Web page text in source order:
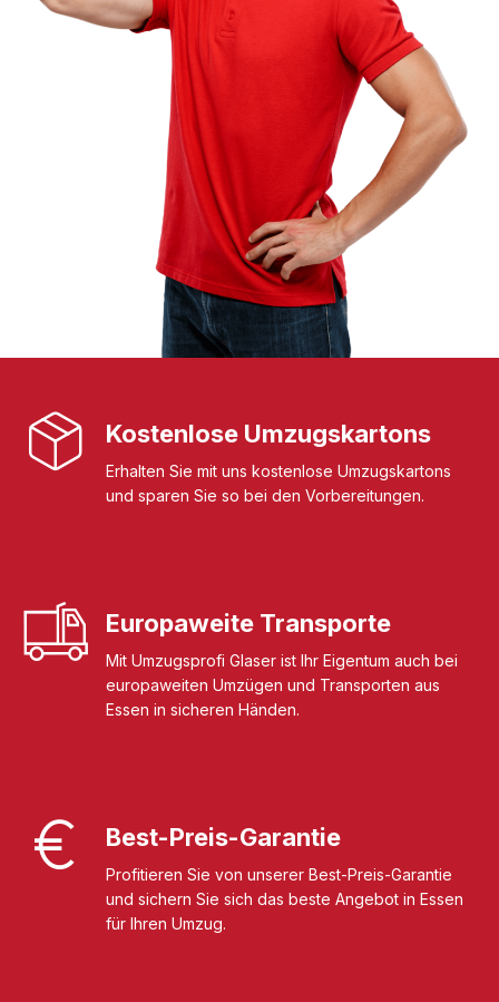
Kostenlose Umzugskartons
Erhalten Sie mit uns kostenlose Umzugskartons
und sparen Sie so bei den Vorbereitungen.
Europaweite Transporte
Mit Umzugsprofi Glaser ist Ihr Eigentum auch bei
europaweiten Umzügen und Transporten aus
Essen in sicheren Händen.
Best-Preis-Garantie
Profitieren Sie von unserer Best-Preis-Garantie
und sichern Sie sich das beste Angebot in Essen
für Ihren Umzug.